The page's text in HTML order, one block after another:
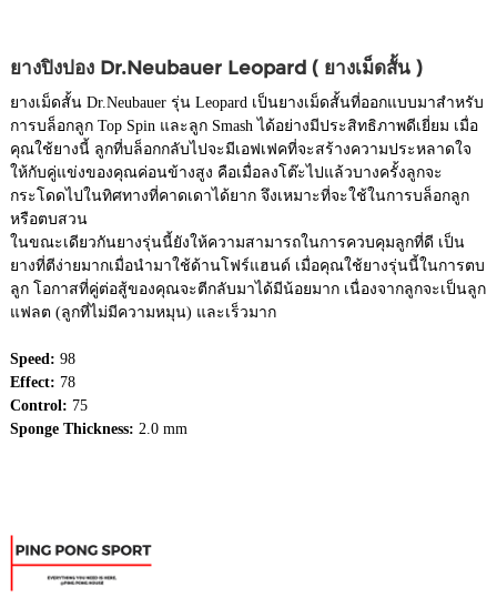
ยางปิงปอง Dr.Neubauer Leopard ( ยางเม็ดสั้น )
ยางเม็ดสั้น Dr.Neubauer รุ่น Leopard เป็นยางเม็ดสั้นที่ออกแบบมาสำหรับ
การบล็อกลูก Top Spin และลูก Smash ได้อย่างมีประสิทธิภาพดีเยี่ยม เมื่อ
คุณใช้ยางนี้ ลูกที่บล็อกกลับไปจะมีเอฟเฟคที่จะสร้างความประหลาดใจ
ให้กับคู่แข่งของคุณค่อนข้างสูง คือเมื่อลงโต๊ะไปแล้วบางครั้งลูกจะ
กระโดดไปในทิศทางที่คาดเดาได้ยาก จึงเหมาะที่จะใช้ในการบล็อกลูก
หรือตบสวน
ในขณะเดียวกันยางรุ่นนี้ยังให้ความสามารถในการควบคุมลูกที่ดี เป็น
ยางที่ตีง่ายมากเมื่อนำมาใช้ด้านโฟร์แฮนด์ เมื่อคุณใช้ยางรุ่นนี้ในการตบ
ลูก โอกาสที่คู่ต่อสู้ของคุณจะตีกลับมาได้มีน้อยมาก เนื่องจากลูกจะเป็นลูก
แฟลต (ลูกที่ไม่มีความหมุน) และเร็วมาก
Speed: 98
Effect: 78
Control: 75
Sponge Thickness: 2.0 mm